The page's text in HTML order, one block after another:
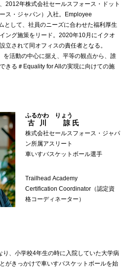
2012年株式会社セールスフォース・ドット
ス・ジャパン）入社。Employee
として、社員のニーズに合わせた福利厚生
ング施策をリード。2020年10月にイクオ
立されて同オフィスの責任者となる。
を活動の中心に据え、平等の観点から、誰
きる＃Equality for Allの実現に向けての施
古川 諒
ふるかわ りょう
氏
株式会社セールスフォース・ジャパ
ン所属アスリート
車いすバスケットボール選手
Trailhead Academy
Certification Coordinator（認定資
格コーディネーター）
、小学校4年生の時に入院していた大学病
がきっかけで車いすバスケットボールを始